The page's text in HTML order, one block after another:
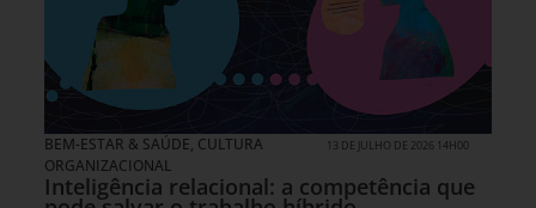
BEM-ESTAR & SAÚDE, CULTURA
ORGANIZACIONAL
13 DE JULHO DE 2026 14H00
Inteligência relacional: a competência que